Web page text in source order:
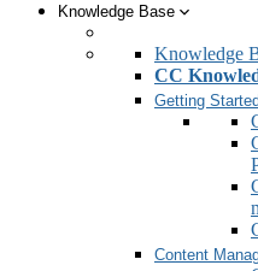
Knowledge Base
Knowledge
CC
Getting Started
Content